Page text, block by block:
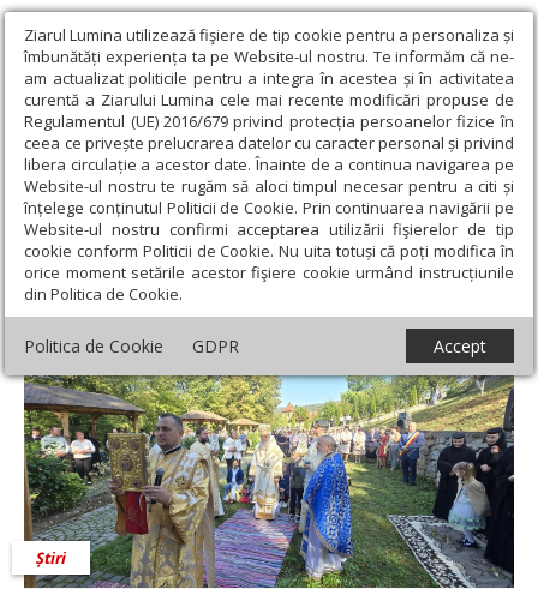
Ziarul Lumina utilizează fişiere de tip cookie pentru a personaliza și
îmbunătăți experiența ta pe Website-ul nostru. Te informăm că ne-
am actualizat politicile pentru a integra în acestea și în activitatea
curentă a Ziarului Lumina cele mai recente modificări propuse de
Regulamentul (UE) 2016/679 privind protecția persoanelor fizice în
ceea ce privește prelucrarea datelor cu caracter personal și privind
libera circulație a acestor date. Înainte de a continua navigarea pe
Website-ul nostru te rugăm să aloci timpul necesar pentru a citi și
înțelege conținutul Politicii de Cookie. Prin continuarea navigării pe
Website-ul nostru confirmi acceptarea utilizării fişierelor de tip
cookie conform Politicii de Cookie. Nu uita totuși că poți modifica în
orice moment setările acestor fişiere cookie urmând instrucțiunile
din Politica de Cookie.
Politica de Cookie GDPR Accept
Ziarul Lumina › Actualitate religioasă › Știri › Hramul Mănăstirii
Ciucea, judeţul Cluj
Hramul Mănăstirii Ciucea, judeţul Cluj
Știri